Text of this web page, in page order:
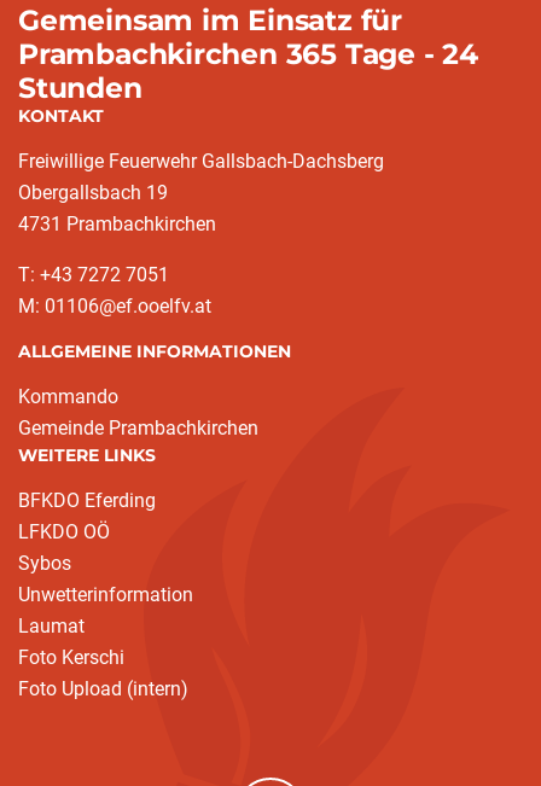
Gemeinsam im Einsatz für
Prambachkirchen 365 Tage - 24
Stunden
KONTAKT
Freiwillige Feuerwehr Gallsbach-Dachsberg
Obergallsbach 19
4731 Prambachkirchen
T: +43 7272 7051
M: 01106@ef.ooelfv.at
ALLGEMEINE INFORMATIONEN
Kommando
Gemeinde Prambachkirchen
WEITERE LINKS
BFKDO Eferding
LFKDO OÖ
Sybos
Unwetterinformation
Laumat
Foto Kerschi
Foto Upload (intern)